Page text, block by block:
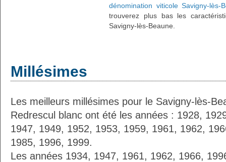
dénomination viticole Savigny-
trouverez plus bas les
Savigny-lès-Beaune.
Millésimes
Les meilleurs millésimes pour le Savigny-lès-
Redrescul blanc ont été les années : 1928,
1947, 1949, 1952, 1953, 1959, 1961, 1962,
1985, 1996, 1999.
Les années 1934, 1947, 1961, 1962, 1966,